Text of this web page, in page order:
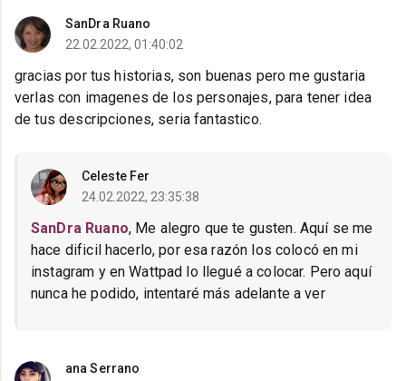
SanDra Ruano
22.02.2022, 01:40:02
gracias por tus historias, son buenas pero me gustaria
verlas con imagenes de los personajes, para tener idea
de tus descripciones, seria fantastico.
Celeste Fer
24.02.2022, 23:35:38
SanDra Ruano, Me alegro que te gusten. Aquí se me
hace dificil hacerlo, por esa razón los colocó en mi
instagram y en Wattpad lo llegué a colocar. Pero aquí
nunca he podido, intentaré más adelante a ver
ana Serrano